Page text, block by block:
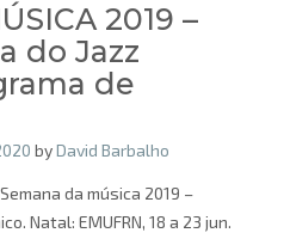
2019 –
do Jazz
de
byDavid Barbalho
da música 2019 –
Natal: EMUFRN, 18 a 23 jun.